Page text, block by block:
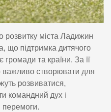
розвитку міста Ладижин
що підтримка дитячого
та країни. За її
важливо створювати для
розвиватися,
командний дух і
перемоги.